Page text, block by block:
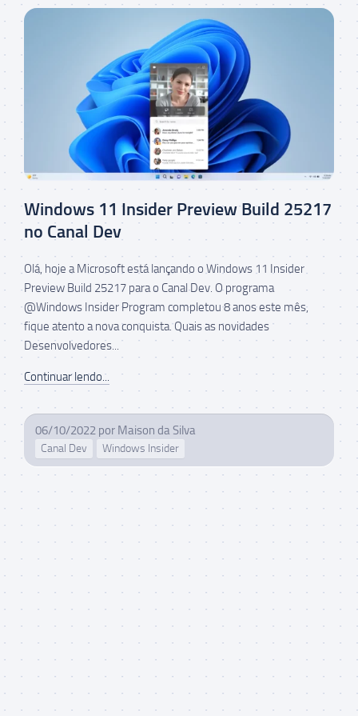
Windows 11 Insider Preview Build 25217
no Canal Dev
Olá, hoje a Microsoft está lançando o Windows 11 Insider
Preview Build 25217 para o Canal Dev. O programa
@Windows Insider Program completou 8 anos este mês,
fique atento a nova conquista. Quais as novidades
Desenvolvedores...
Continuar lendo...
06/10/2022 por Maison da Silva
Canal Dev Windows Insider